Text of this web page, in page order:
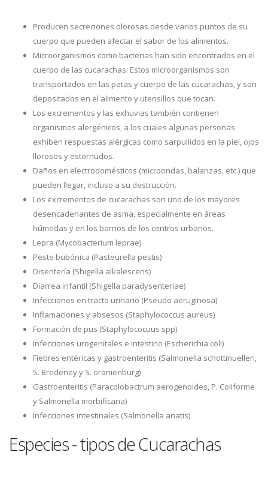
Producen secreciones olorosas desde varios puntos de su
cuerpo que pueden afectar el sabor de los alimentos.
Microorganismos como bacterias han sido encontrados en el
cuerpo de las cucarachas. Estos microorganismos son
transportados en las patas y cuerpo de las cucarachas, y son
depositados en el alimento y utensillos que tocan.
Los excrementos y las exhuvias también contienen
organismos alergénicos, a los cuales algunas personas
exhiben respuestas alérgicas como sarpullidos en la piel, ojos
llorosos y estornudos.
Daños en electrodomésticos (microondas, balanzas, etc.) que
pueden llegar, incluso a su destrucción.
Los excrementos de cucarachas son uno de los mayores
desencadenantes de asma, especialmente en áreas
húmedas y en los barrios de los centros urbanos.
Lepra (Mycobacterium leprae)
Peste bubónica (Pasteurella pestis)
Disentería (Shigella alkalescens)
Diarrea infantil (Shigella paradysenteriae)
Infecciones en tracto urinario (Pseudo aeruginosa)
Inflamaciones y absesos (Staphylococcus aureus)
Formación de pus (Staphylococuus spp)
Infecciones urogenitales e intestino (Escherichia coli)
Fiebres entéricas y gastroenteritis (Salmonella schottmuelleri,
S. Bredeney y S. oranienburg)
Gastroenteritis (Paracolobactrum aerogenoides, P. Coliforme
y Salmonella morbificana)
Infecciones intestinales (Salmonella anatis)
Especies - tipos de Cucarachas